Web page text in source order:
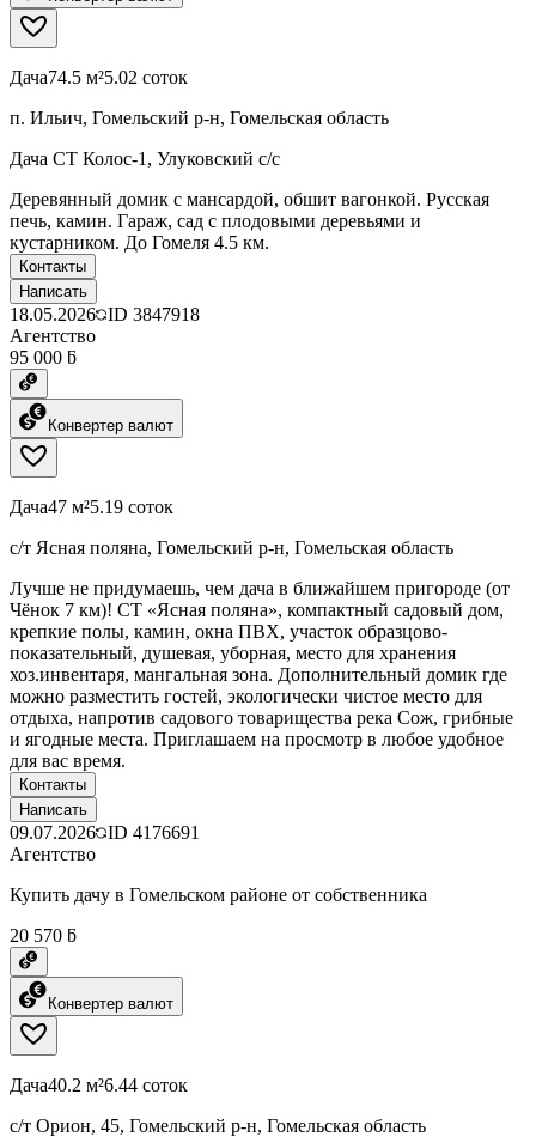
Дача74.5 м²5.02 соток
п. Ильич, Гомельский р-н, Гомельская область
Дача СТ Колос-1, Улуковский с/с
Деревянный домик с мансардой, обшит вагонкой. Русская
печь, камин. Гараж, сад с плодовыми деревьями и
кустарником. До Гомеля 4.5 км.
Контакты
Написать
18.05.2026 ID 3847918
Агентство
95 000 ƃ
Конвертер валют
Дача47 м²5.19 соток
с/т Ясная поляна, Гомельский р-н, Гомельская область
Лучше не придумаешь, чем дача в ближайшем пригороде (от
Чёнок 7 км)! СТ «Ясная поляна», компактный садовый дом,
крепкие полы, камин, окна ПВХ, участок образцово-
показательный, душевая, уборная, место для хранения
хоз.инвентаря, мангальная зона. Дополнительный домик где
можно разместить гостей, экологически чистое место для
отдыха, напротив садового товарищества река Сож, грибные
и ягодные места. Приглашаем на просмотр в любое удобное
для вас время.
Контакты
Написать
09.07.2026 ID 4176691
Агентство
Купить дачу в Гомельском районе от собственника
20 570 ƃ
Конвертер валют
Дача40.2 м²6.44 соток
с/т Орион, 45, Гомельский р-н, Гомельская область